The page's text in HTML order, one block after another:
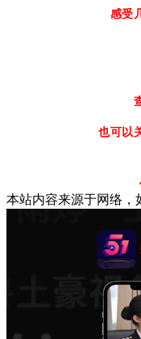
感受
也可以
本站内容来源于网络，